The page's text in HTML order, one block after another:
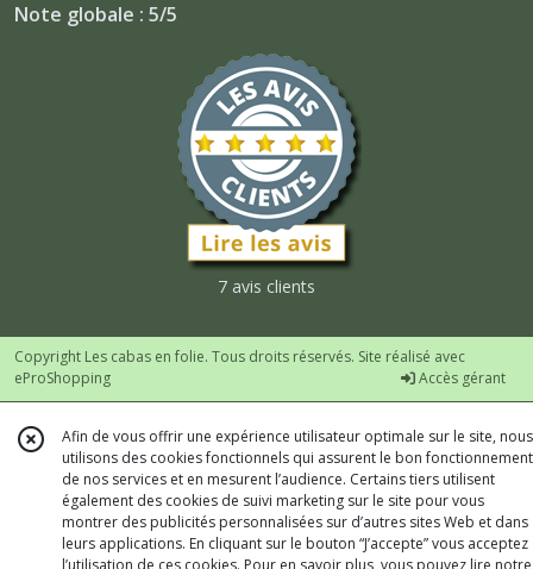
Note globale : 5/5
7 avis clients
Copyright Les cabas en folie. Tous droits réservés. Site réalisé avec
eProShopping
Accès gérant
Afin de vous offrir une expérience utilisateur optimale sur le site, nous
utilisons des cookies fonctionnels qui assurent le bon fonctionnement
de nos services et en mesurent l’audience. Certains tiers utilisent
également des cookies de suivi marketing sur le site pour vous
montrer des publicités personnalisées sur d’autres sites Web et dans
leurs applications. En cliquant sur le bouton “J’accepte” vous acceptez
l’utilisation de ces cookies. Pour en savoir plus, vous pouvez lire notre